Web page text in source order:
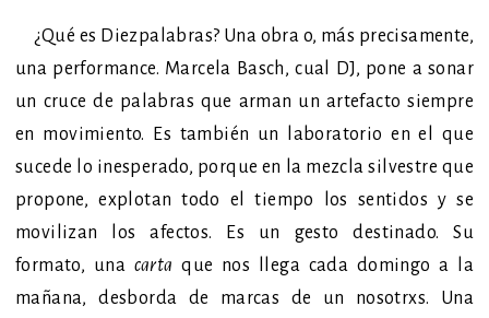
¿Qué es Diezpalabras? Una obra o, más precisamente,
una performance. Marcela Basch, cual DJ, pone a sonar
un cruce de palabras que arman un artefacto siempre
en movimiento. Es también un laboratorio en el que
sucede lo inesperado, porque en la mezcla silvestre que
propone, explotan todo el tiempo los sentidos y se
movilizan los afectos. Es un gesto destinado. Su
formato, una carta que nos llega cada domingo a la
mañana, desborda de marcas de un nosotrxs. Una